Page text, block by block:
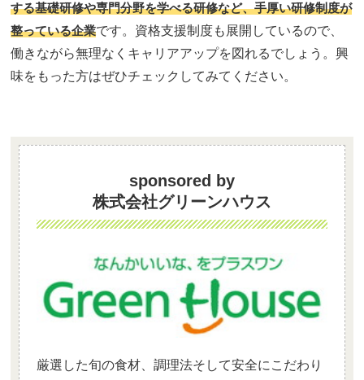
する基礎研修や専門分野を学べる研修など、手厚い研修制度が
整っている企業です。資格支援制度も展開しているので、
働きながら無理なくキャリアアップを図れるでしょう。興
味をもった方はぜひチェックしてみてください。
sponsored by
株式会社グリーンハウス
厳選した旬の食材、調理法そして安全にこだわり